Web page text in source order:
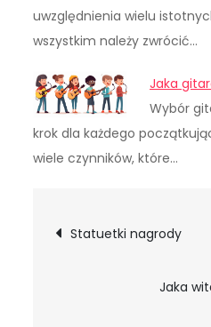
uwzględnienia wielu
wszystkim należy zwrócić…
Jaka
Wybór
krok dla każdego
wiele czynników, które…
wpisu
Statuetki nagrody
Jaka